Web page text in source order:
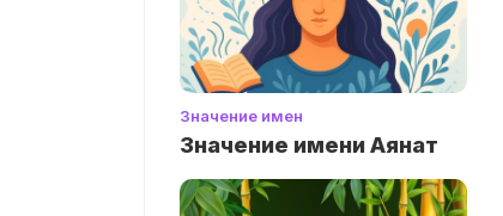
Значение имен
Значение имени Аянат